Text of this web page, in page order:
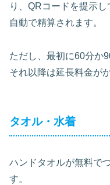
り、QRコードを提示
自動で精算されます。
ただし、最初に60分か
それ以降は延長料金が
タオル・水着
ハンドタオルが無料で
す。